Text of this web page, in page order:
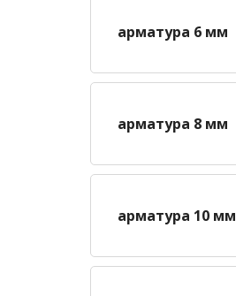
арматура 6 мм
арматура 8 мм
арматура 10 мм